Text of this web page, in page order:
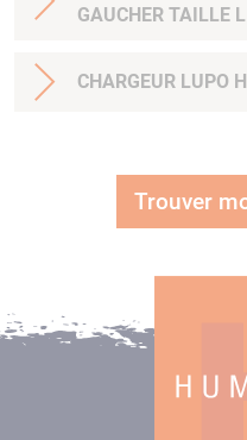
GAUCHER TAILLE L
CHARGEUR LUPO
Trouver